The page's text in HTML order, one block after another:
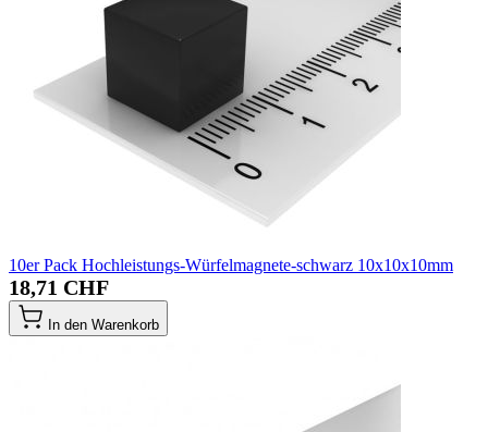
10er Pack Hochleistungs-Würfelmagnete-schwarz 10x10x10mm
18,71 CHF
In den Warenkorb